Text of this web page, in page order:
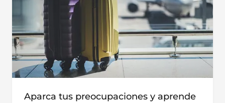
Aparca tus preocupaciones y aprende